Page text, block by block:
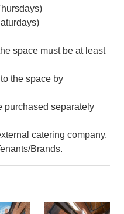
space must be at least
the space by
purchased separately
catering company,
Brands.